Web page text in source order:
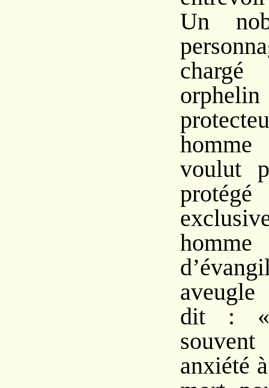
Un
chargé
voulut
dit : «
anxiété